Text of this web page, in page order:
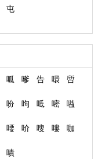
屯
呱 嗲 告 噮 啠
吩 呴 呧 嘧 嗌
喓 吤 嗖 嘍 咖
嘖